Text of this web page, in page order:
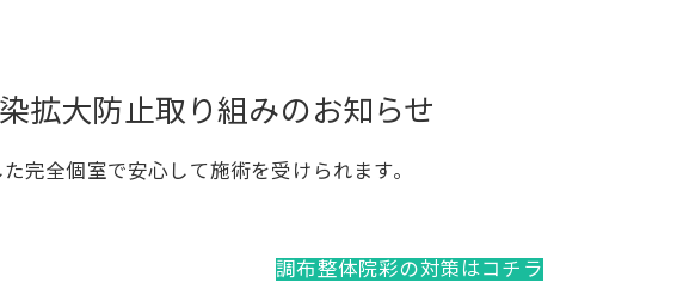
拡大防止取り組みのお知らせ
完全個室で安心して施術を受けられます。
調布整体院彩の対策はコチラ